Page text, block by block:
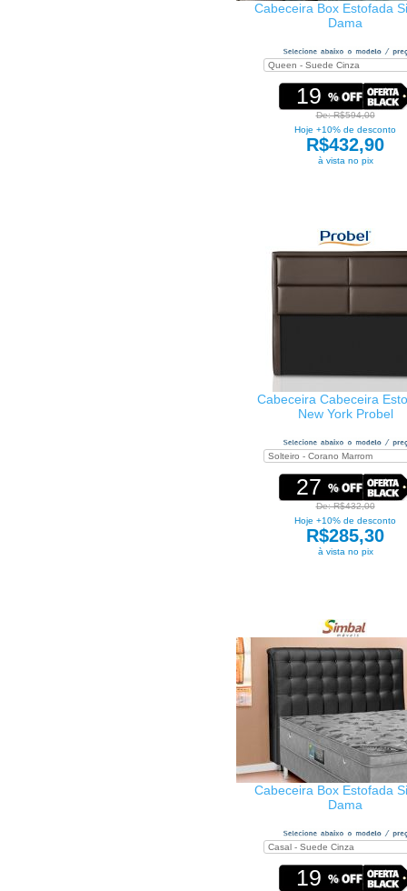
Cabeceira Box Estofada
Dama
19
De: R$594,00
Hoje +10% de desconto
R$432,90
à vista no pix
Cabeceira Cabeceira
New York Probel
27
De: R$432,00
Hoje +10% de desconto
R$285,30
à vista no pix
Cabeceira Box Estofada
Dama
19